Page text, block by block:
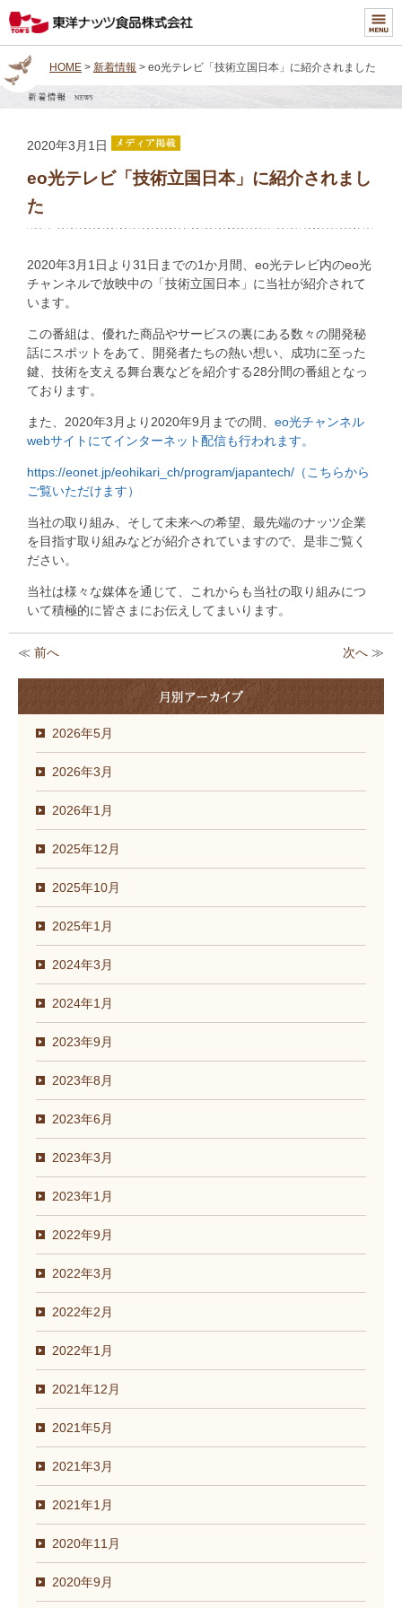
HOME> 新着情報 > eo光テレビ「技術立国日本」に紹介されました
2020年3月1日
eo光テレビ「技術立国日本」に紹介されまし
た
2020年3月1日より31日までの1か月間、eo光テレビ内のeo光
チャンネルで放映中の「技術立国日本」に当社が紹介されて
います。
この番組は、優れた商品やサービスの裏にある数々の開発秘
話にスポットをあて、開発者たちの熱い想い、成功に至った
鍵、技術を支える舞台裏などを紹介する28分間の番組となっ
ております。
また、2020年3月より2020年9月までの間、 eo光チャンネル
webサイトにてインターネット配信も行われます。
https://eonet.jp/eohikari_ch/program/japantech/（こちらから
ご覧いただけます）
当社の取り組み、そして未来への希望、最先端のナッツ企業
を目指す取り組みなどが紹介されていますので、是非ご覧く
ださい。
当社は様々な媒体を通じて、これからも当社の取り組みにつ
いて積極的に皆さまにお伝えしてまいります。
≪ 前へ 次へ ≫
2026年5月
2026年3月
2026年1月
2025年12月
2025年10月
2025年1月
2024年3月
2024年1月
2023年9月
2023年8月
2023年6月
2023年3月
2023年1月
2022年9月
2022年3月
2022年2月
2022年1月
2021年12月
2021年5月
2021年3月
2021年1月
2020年11月
2020年9月